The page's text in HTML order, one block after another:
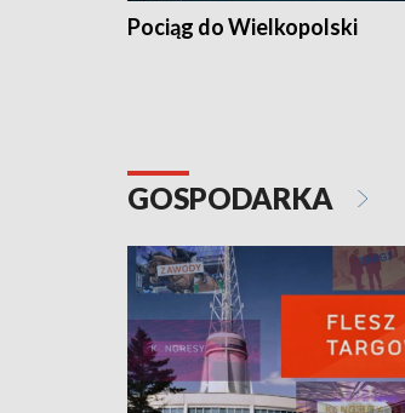
Pociąg do Wielkopolski
GOSPODARKA